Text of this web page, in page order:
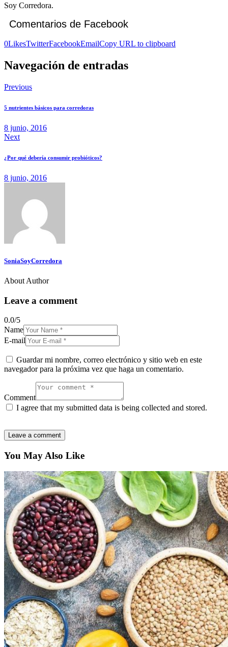
Soy Corredora.
Comentarios de Facebook
0LikesTwitterFacebookEmailCopy URL to clipboard
Navegación de entradas
Previous
5 nutrientes básicos para corredoras
8 junio, 2016
Next
¿Por qué debería consumir probióticos?
8 junio, 2016
SoniaSoyCorredora
About Author
Leave a comment
0.0/5
Name
E-mail
Guardar mi nombre, correo electrónico y sitio web en este
navegador para la próxima vez que haga un comentario.
Comment
I agree that my submitted data is being collected and stored.
You May Also Like